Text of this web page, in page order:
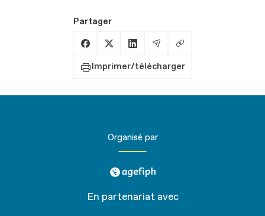
Partager
Partager sur Facebook
Partager sur X
Partager sur LinkedIn
Partager par Email
Copier le lien
Imprimer/télécharger
Organisé par
agefiph
En partenariat avec